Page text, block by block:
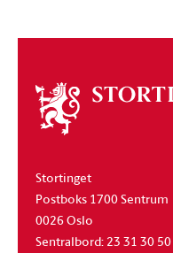
Om
stortinget
Stortinget
Postboks 1700 Sentrum
0026 Oslo
Sentralbord: 23 31 30 50